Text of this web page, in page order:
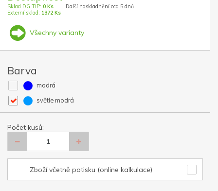
Sklad DG TIP: 0 Ks
Externí sklad: 1372 Ks
Další naskladnění cca 5 dnů
Všechny varianty
Barva
modrá
světle modrá
Počet kusů:
Zboží včetně potisku (online kalkulace)